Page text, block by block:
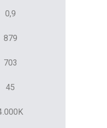
0,9
879
703
45